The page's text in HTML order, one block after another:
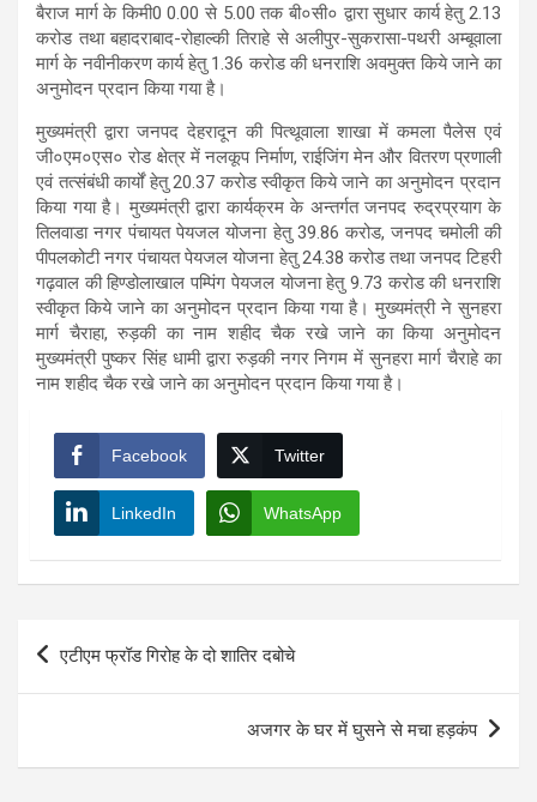
बैराज मार्ग के किमी0 0.00 से 5.00 तक बी०सी० द्वारा सुधार कार्य हेतु 2.13
करोड तथा बहादराबाद-रोहाल्की तिराहे से अलीपुर-सुकरासा-पथरी अम्बूवाला
मार्ग के नवीनीकरण कार्य हेतु 1.36 करोड की धनराशि अवमुक्त किये जाने का
अनुमोदन प्रदान किया गया है।
मुख्यमंत्री द्वारा जनपद देहरादून की पित्थूवाला शाखा में कमला पैलेस एवं
जी०एम०एस० रोड क्षेत्र में नलकूप निर्माण, राईजिंग मेन और वितरण प्रणाली
एवं तत्संबंधी कार्यों हेतु 20.37 करोड स्वीकृत किये जाने का अनुमोदन प्रदान
किया गया है। मुख्यमंत्री द्वारा कार्यक्रम के अन्तर्गत जनपद रुद्रप्रयाग के
तिलवाडा नगर पंचायत पेयजल योजना हेतु 39.86 करोड, जनपद चमोली की
पीपलकोटी नगर पंचायत पेयजल योजना हेतु 24.38 करोड तथा जनपद टिहरी
गढ़वाल की हिण्डोलाखाल पम्पिंग पेयजल योजना हेतु 9.73 करोड की धनराशि
स्वीकृत किये जाने का अनुमोदन प्रदान किया गया है। मुख्यमंत्री ने सुनहरा
मार्ग चैराहा, रुड़की का नाम शहीद चैक रखे जाने का किया अनुमोदन
मुख्यमंत्री पुष्कर सिंह धामी द्वारा रुड़की नगर निगम में सुनहरा मार्ग चैराहे का
नाम शहीद चैक रखे जाने का अनुमोदन प्रदान किया गया है।
Facebook Twitter
LinkedIn WhatsApp
Post
navigation
एटीएम फ्रॉड गिरोह के दो शातिर दबोचे
अजगर के घर में घुसने से मचा हड़कंप